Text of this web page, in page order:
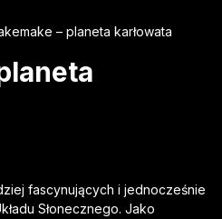
– planeta karłowata
fascynujących i jednocześnie
Słonecznego. Jako